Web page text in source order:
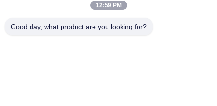
12:59 PM
Good day, what product are you looking for?